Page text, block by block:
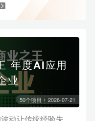
年度AI应用
业
50个项目 2026-07-21